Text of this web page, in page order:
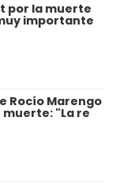
por la muerte
importante
Rocío Marengo
muerte: "La re